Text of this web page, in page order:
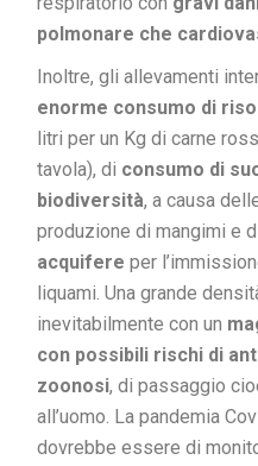
polmonare che
Inoltre, gli allevamenti
enorme consumo di
litri per un Kg di carne
tavola), di consumo di
biodiversità, a causa
produzione di mangimi e
acquifere per
liquami. Una grande
inevitabilmente con un
con possibili rischi di
zoonosi, di passaggio
all’uomo. La pandemia
dovrebbe essere di